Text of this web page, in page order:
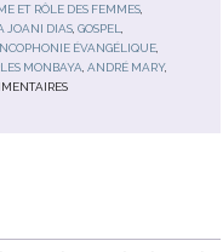
ET RÔLE DES FEMMES
JOANI DIAS ,GOSPEL
ÉVANGÉLIQUE
MONBAYA ,ANDRÉ MARY,